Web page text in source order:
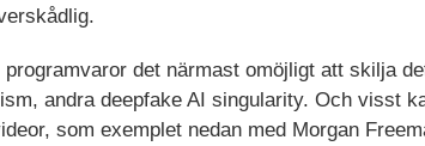
det närmast omöjligt att skilja
andra deepfake AI singularity. Och visst
som exemplet nedan med Morgan